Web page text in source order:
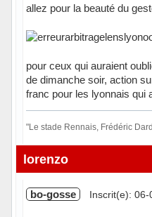
allez pour la beauté du
pour ceux qui auraient
de dimanche soir, action
franc pour les lyonnais qui
"Le stade Rennais, Frédéric
Hors ligne
lorenzo
bo-gosse Inscrit(e): 06-